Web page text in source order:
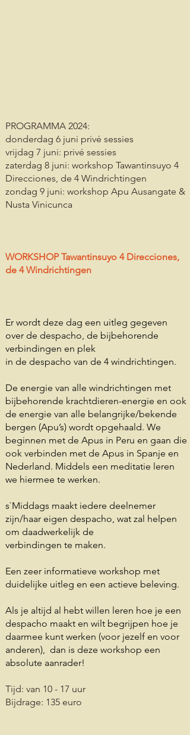
PROGRAMMA 2024:
donderdag 6 juni privé sessies
vrijdag 7 juni: privé sessies
zaterdag 8 juni: workshop Tawantinsuyo 4
Direcciones, de 4 Windrichtingen
zondag 9 juni: workshop Apu Ausangate &
Nusta Vinicunca
WORKSHOP Tawantinsuyo 4 Direcciones,
de 4 Windrichtingen
Er wordt deze dag een uitleg gegeven
over de despacho, de bijbehorende
verbindingen en plek
in de despacho van de 4 windrichtingen.
De energie van alle windrichtingen met
bijbehorende krachtdieren-energie en ook
de energie van alle belangrijke/bekende
bergen (Apu’s) wordt opgehaald. We
beginnen met de Apus in Peru en gaan die
ook verbinden met de Apus in Spanje en
Nederland. Middels een meditatie leren
we hiermee te werken.
s`Middags maakt iedere deelnemer
zijn/haar eigen despacho, wat zal helpen
om daadwerkelijk de
verbindingen te maken.
Een zeer informatieve workshop met
duidelijke uitleg en een actieve beleving.
Als je altijd al hebt willen leren hoe je een
despacho maakt en wilt begrijpen hoe je
daarmee kunt werken (voor jezelf en voor
anderen), dan is deze workshop een
absolute aanrader!
Tijd: van 10 - 17 uur
Bijdrage: 135 euro